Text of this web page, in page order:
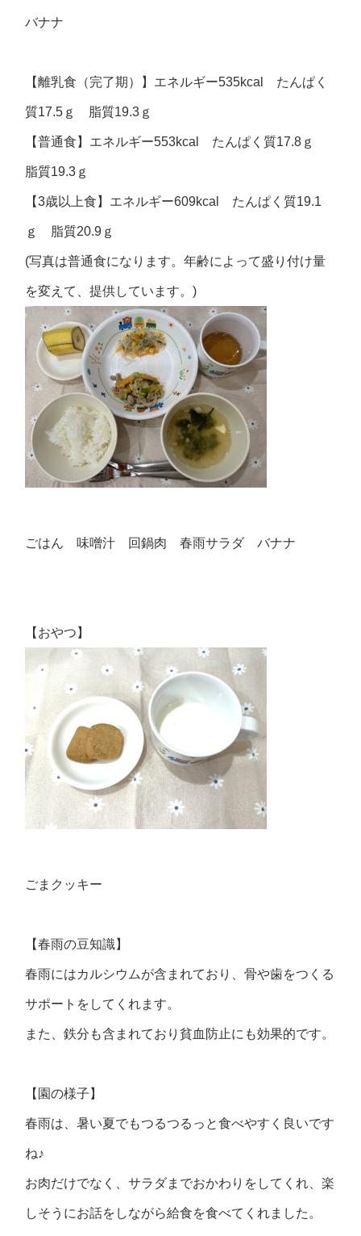
バナナ
【離乳食（完了期）】エネルギー535kcal たんぱく
質17.5ｇ 脂質19.3ｇ
【普通食】エネルギー553kcal たんぱく質17.8ｇ
脂質19.3ｇ
【3歳以上食】エネルギー609kcal たんぱく質19.1
ｇ 脂質20.9ｇ
(写真は普通食になります。年齢によって盛り付け量
を変えて、提供しています。)
ごはん 味噌汁 回鍋肉 春雨サラダ バナナ
【おやつ】
ごまクッキー
【春雨の豆知識】
春雨にはカルシウムが含まれており、骨や歯をつくる
サポートをしてくれます。
また、鉄分も含まれており貧血防止にも効果的です。
【園の様子】
春雨は、暑い夏でもつるつるっと食べやすく良いです
ね♪
お肉だけでなく、サラダまでおかわりをしてくれ、楽
しそうにお話をしながら給食を食べてくれました。